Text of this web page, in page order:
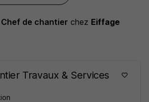
Chef de chantier chez Eiffage
Travaux & Services